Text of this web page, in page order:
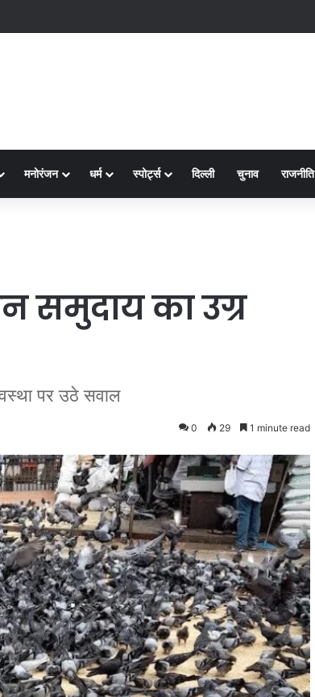
मनोरंजन धर्म स्पोर्ट्स दिल्ली चुनाव राजनीति
समुदाय का उग्र
पर उठे सवाल
0 29 1 minute read